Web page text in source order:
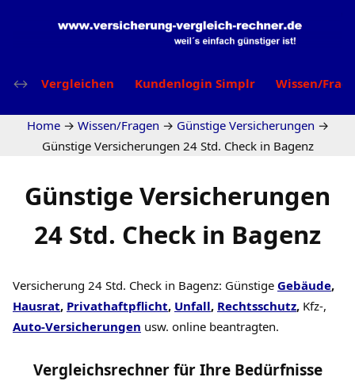
Vergleichen Kundenlogin Simplr Wissen/
Home → Wissen/Fragen → Günstige Versicherungen →
Günstige Versicherungen 24 Std. Check in Bagenz
Günstige Versicherungen
24 Std. Check in Bagenz
Versicherung 24 Std. Check in Bagenz: Günstige Gebäude,
Hausrat, Privathaftpflicht, Unfall, Rechtsschutz, Kfz-,
Auto-Versicherungen usw. online beantragten.
Vergleichsrechnerfür Ihre Bedürfnisse